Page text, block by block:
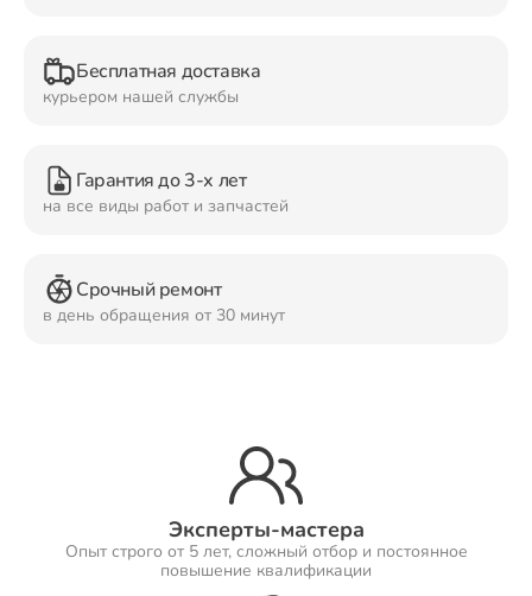
Бесплатная доставка
курьером нашей службы
Гарантия до 3-х лет
на все виды работ и запчастей
Срочный ремонт
в день обращения от 30 минут
Эксперты-мастера
Опыт строго от 5 лет, сложный отбор и постоянное
повышение квалификации
Ремонт Мониторов
Ремонт Домашних кинотеатров
Ремонт Наушников
Ремонт Саундбаров